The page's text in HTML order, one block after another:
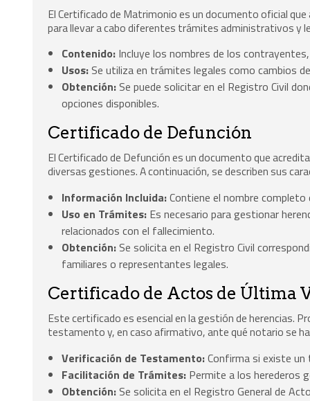
El Certificado de Matrimonio es un documento oficial
para llevar a cabo diferentes trámites administrativos
Contenido: Incluye los nombres de los
Usos: Se utiliza en trámites legales como cambios
Obtención: Se puede solicitar en el Registro Civil
opciones disponibles.
Certificado de Defunción
El Certificado de Defunción es un documento que
diversas gestiones. A continuación, se describen sus
Información Incluida:Contiene el nombre
Uso en Trámites: Es necesario para gestionar
relacionados con el fallecimiento.
Obtención: Se solicita en el Registro Civil
familiares o representantes legales.
Certificado de Actos de Última
Este certificado es esencial en la gestión de herencias.
testamento y, en caso afirmativo, ante qué notario se
Verificación de Testamento:Confirma si existe
Facilitación de Trámites: Permite a los herederos
Obtención: Se solicita en el Registro General de